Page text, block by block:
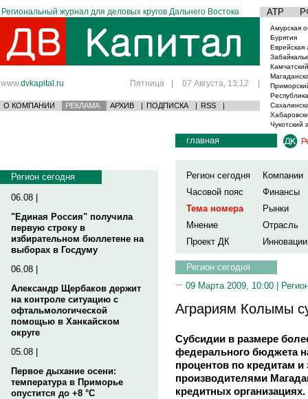
Региональный журнал для деловых кругов Дальнего Востока АТР
www.dvkapital.ru Пятница | 07 Августа, 13:12 |
О КОМПАНИИ РЕКЛАМА АРХИВ | ПОДПИСКА | RSS |
Амурская
Бурятия
Еврейская
Чукотский
Регион сегодня
06.08 |
"Единая Россия" получила
первую строку в
избирательном бюллетене на
выборах в Госдуму
06.08 |
Александр Щербаков держит
на контроле ситуацию с
офтальмологической
помощью в Ханкайском
округе
05.08 |
Первое дыхание осени:
температура в Приморье
опустится до +8 °C
главная
Регион сегодня
Компании
Часовой пояс
Финансы
Тема номера
Рынки
Мнение
Отрасль
Проект ДК
Инновации
Регион сегодня
09 Марта 2009, 10:00 |
Аграриям Колымы
Субсидии в размере
федерального бюджета
процентов по кредитам
производителями
кредитных организациях.